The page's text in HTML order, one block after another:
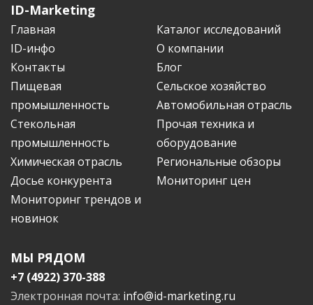
ID-Marketing
Главная
Каталог исследований
ID-инфо
О компании
Контакты
Блог
Пищевая
промышленность
Сельское хозяйство
Автомобильная отрасль
Стекольная
промышленность
Прочая техника и
оборудование
Химическая отрасль
Региональные обзоры
Досье конкурента
Мониторинг цен
Мониторинг трендов и
новинок
МЫ РЯДОМ
+7 (4922) 370-388
Электронная почта: info@id-marketing.ru